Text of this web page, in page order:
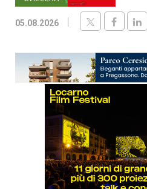
05.08.2026